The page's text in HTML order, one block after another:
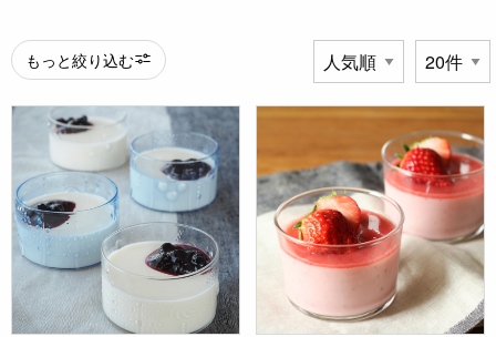
もっと絞り込む